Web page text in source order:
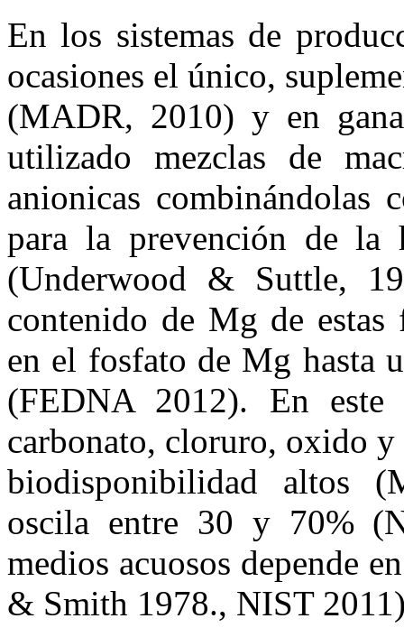
En los sistemas de
ocasiones el único,
(MADR, 2010) y en
utilizado mezclas de
anionicas combinándolas
para la prevención de la
(Underwood & Suttle,
contenido de Mg de estas
en el fosfato de Mg hasta
(FEDNA 2012). En
carbonato, cloruro, oxido y
biodisponibilidad altos
oscila entre 30 y 70%
medios acuosos depende
& Smith 1978., NIST